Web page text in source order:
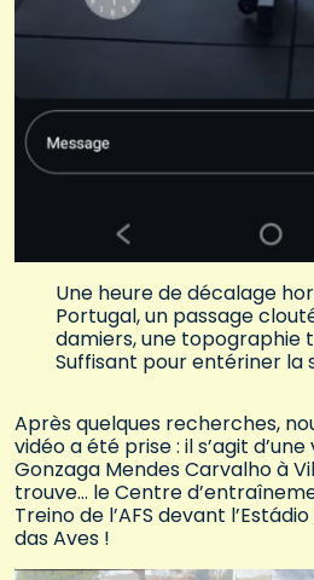
Une heure de décalage
Portugal, un passage
damiers, une topographie
Suffisant pour entériner la
Après quelques recherches,
vidéo a été prise : il s’agit
Gonzaga Mendes Carvalho à
trouve… le Centre
Treino de l’AFS devant
das Aves !